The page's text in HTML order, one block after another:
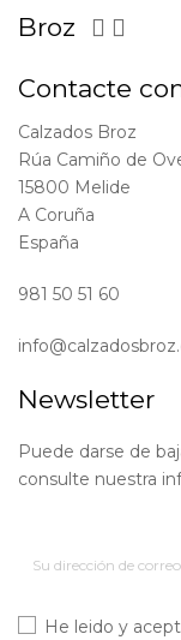
Broz  
Contacte
Calzados Broz
Rúa Camiño de
15800 Melide
A Coruña
España
981 50 51 60
Newsletter
Puede darse de
consulte nuestra
He leido y